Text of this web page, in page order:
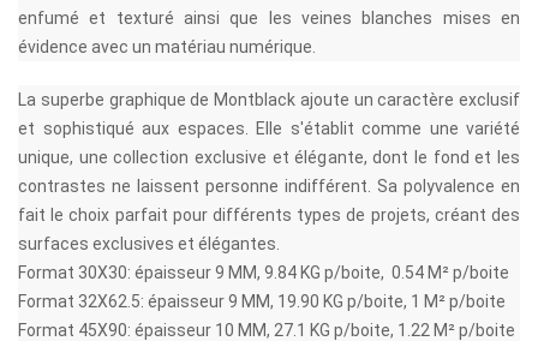
enfumé et texturé ainsi que les veines blanches mises en
évidence avec un matériau numérique.
La superbe graphique de Montblack ajoute un caractère exclusif
et sophistiqué aux espaces. Elle s'établit comme une variété
unique, une collection exclusive et élégante, dont le fond et les
contrastes ne laissent personne indifférent. Sa polyvalence en
fait le choix parfait pour différents types de projets, créant des
surfaces exclusives et élégantes.
Format 30X30: épaisseur 9 MM, 9.84 KG p/boite, 0.54 M² p/boite
Format 32X62.5: épaisseur 9 MM, 19.90 KG p/boite, 1 M² p/boite
Format 45X90: épaisseur 10 MM, 27.1 KG p/boite, 1.22 M² p/boite